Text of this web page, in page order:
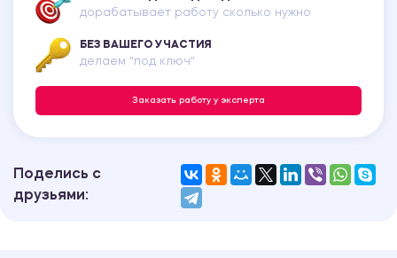
дорабатывает работу сколько нужно
БЕЗ ВАШЕГО УЧАСТИЯ
делаем "под ключ"
Заказать работу у эксперта
Поделись с
друзьями: